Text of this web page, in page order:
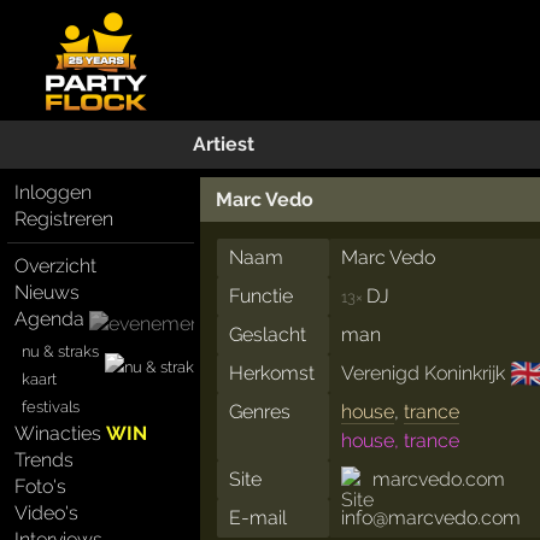
Artiest
Inloggen
Registreren
Overzicht
Nieuws
Agenda
nu & straks
kaart
festivals
WinactiesWIN
Trends
Foto's
Video's
Marc Vedo
Naam
Marc Vedo
Functie
13× DJ
Geslacht
man
Herkomst
Verenigd Koninkrijk
Genres house,trance
house, trance
Site
marcvedo.com
E-mail
info@marcvedo.com